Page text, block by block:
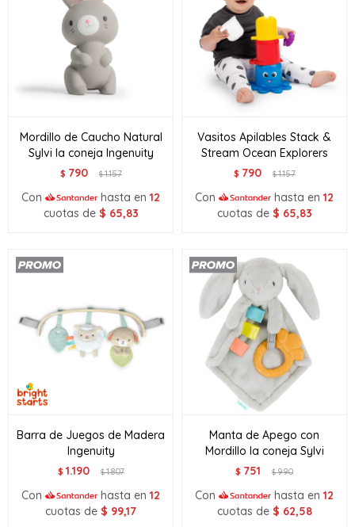
Mordillo de Caucho Natural
Sylvi la coneja Ingenuity
$ 790 $1.157
Con hasta en 12
cuotas de $ 65,83
Vasitos Apilables Stack &
Stream Ocean Explorers
$ 790 $1.157
Con hasta en 12
cuotas de $ 65,83
Barra de Juegos de Madera
Ingenuity
$ 1.190 $1.807
Con hasta en 12
cuotas de $ 99,17
Manta de Apego con
Mordillo la coneja Sylvi
$ 751 $990
Con hasta en 12
cuotas de $ 62,58